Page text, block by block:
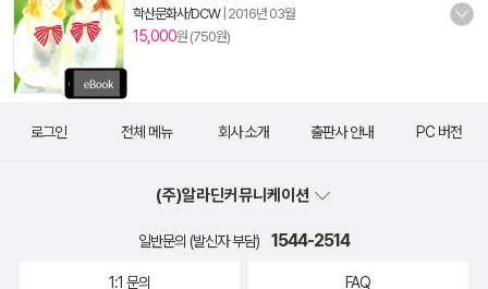
학산문화사/DCW| 2016년 03월
15,000원 (750원)
로그인 전체 메뉴 회사 소개 출판사 안내 PC 버전
(주)알라딘커뮤니케이션
일반문의 (발신자 부담) 1544-2514
1:1 문의 FAQ